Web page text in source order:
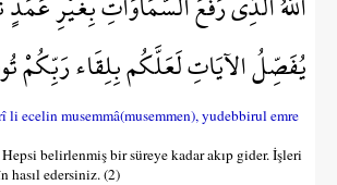
يُفَصِّلُ الآيَاتِ لَعَلَّكُم بِلِقَاء رَبِّكُمْ
li ecelin musemmâ(musemmen), yudebbirul emre
belirlenmiş bir süreye kadar akıp gider. İşleri
hasıl edersiniz. (2)